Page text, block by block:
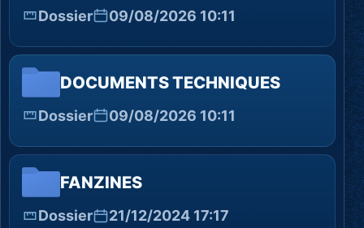
Dossier 09/08/2026 10:11
DOCUMENTS TECHNIQUES
Dossier 09/08/2026 10:11
FANZINES
Dossier 21/12/2024 17:17